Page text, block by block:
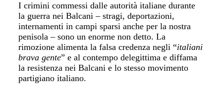
I crimini commessi dalle autorità italiane durante
la guerra nei Balcani – stragi, deportazioni,
internamenti in campi sparsi anche per la nostra
penisola – sono un enorme non detto. La
rimozione alimenta la falsa credenza negli “italiani
brava gente” e al contempo delegittima e diffama
la resistenza nei Balcani e lo stesso movimento
partigiano italiano.